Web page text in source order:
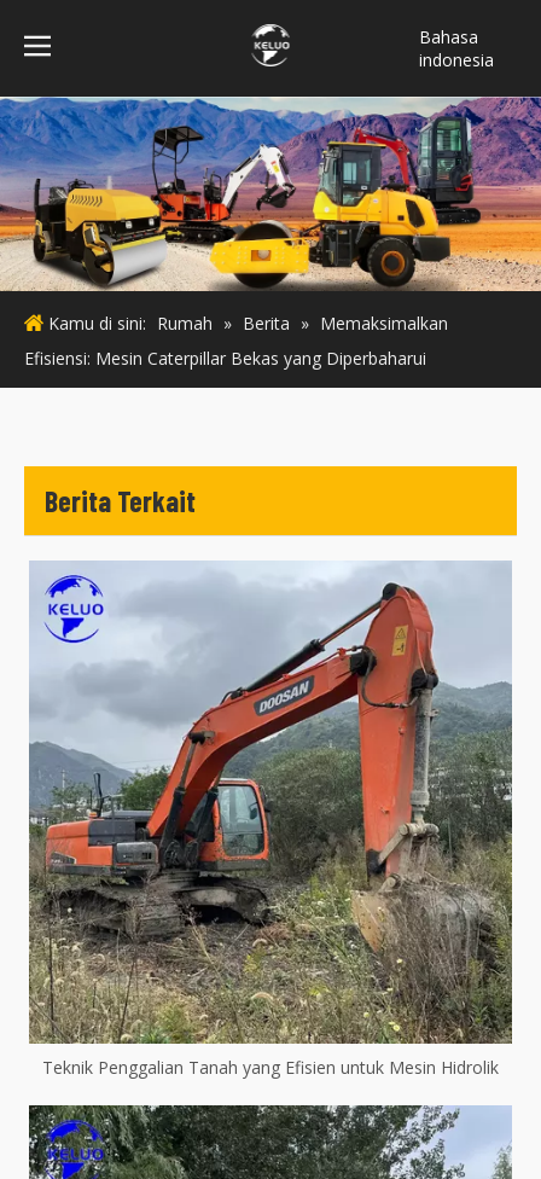
Bahasa
indonesia
Türk dili
ไทย
Italiano
Deutsch
Português
Español
Pусский
Kamu di sini: Rumah » Berita » Memaksimalkan
Efisiensi: Mesin Caterpillar Bekas yang Diperbaharui
Berita Terkait
Teknik Penggalian Tanah yang Efisien untuk Mesin Hidrolik